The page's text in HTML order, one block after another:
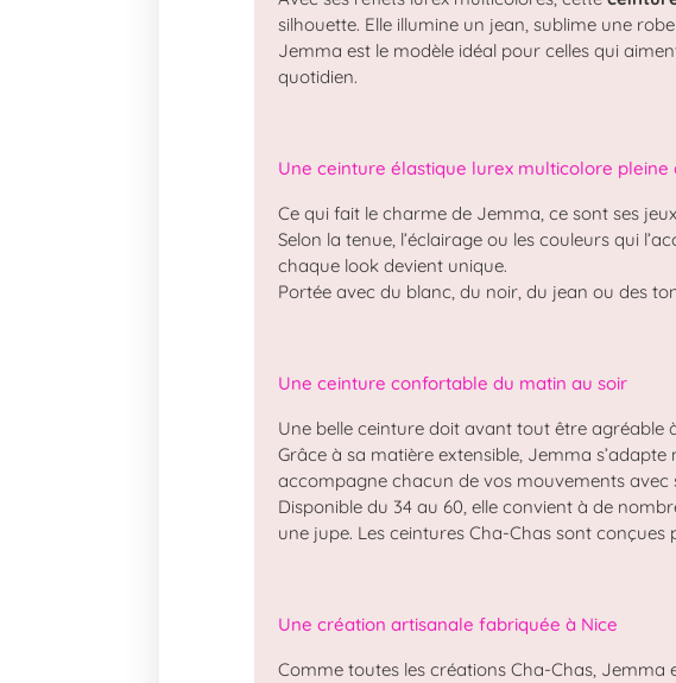
silhouette. Elle illumine un jean, sublime une
Jemma est le modèle idéal pour celles qui
quotidien.
Une ceinture élastique lurex multicolore pleine
Ce qui fait le charme de Jemma, ce sont ses
Selon la tenue, l’éclairage ou les couleurs qui
chaque look devient unique.
Portée avec du blanc, du noir, du jean ou des
Une ceinture confortable du matin au soir
Une belle ceinture doit avant tout être agréable
Grâce à sa matière extensible, Jemma
accompagne chacun de vos mouvements avec
Disponible du 34 au 60, elle convient à de
une jupe. Les ceintures Cha-Chas sont
Une création artisanale fabriquée à Nice
Comme toutes les créations Cha-Chas,